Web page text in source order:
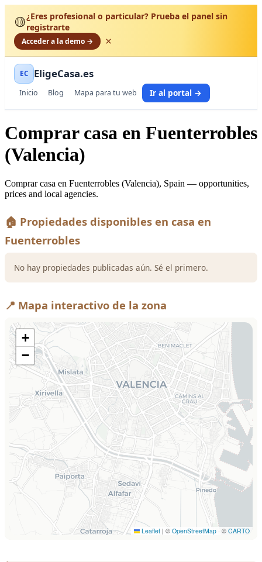
🟡¿Eres profesional o particular? Prueba el panel sin
registrarte
Acceder a la demo → ×
EC EligeCasa.es
Inicio Blog Mapa para tu web Ir al portal →
Comprar casa en Fuenterrobles
(Valencia)
Comprar casa en Fuenterrobles (Valencia), Spain — opportunities,
prices and local agencies.
🏠 Propiedades disponibles en casa en
Fuenterrobles
No hay propiedades publicadas aún. Sé el primero.
📍 Mapa interactivo de la zona